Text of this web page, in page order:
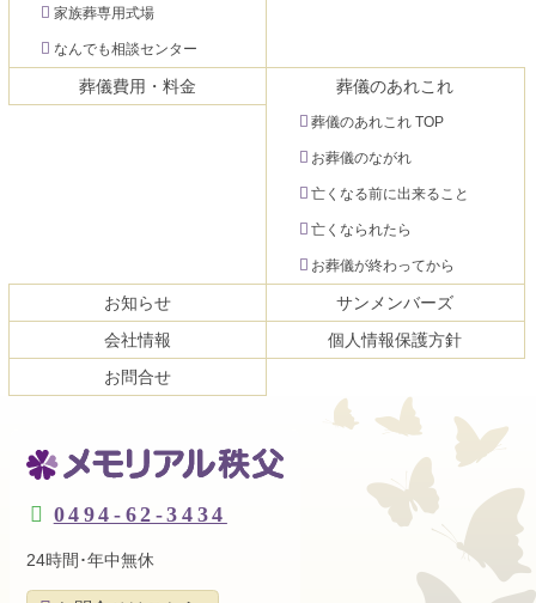
家族葬専用式場
なんでも相談センター
葬儀費用・料金 葬儀のあれこれ
葬儀のあれこれ TOP
お葬儀のながれ
亡くなる前に出来ること
亡くなられたら
お葬儀が終わってから
お知らせ
サンメンバーズ
会社情報
個人情報保護方針
お問合せ
メモリアル秩父
0494-62-3434
24時間･年中無休